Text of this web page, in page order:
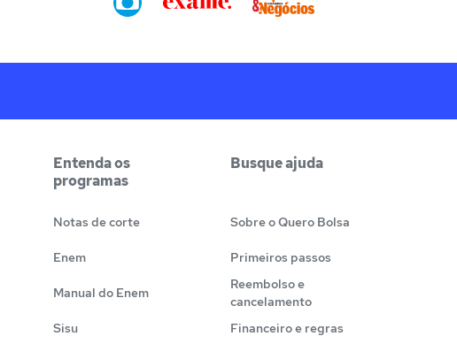
Entenda os
programas
Notas de corte
Enem
Manual do Enem
Sisu
Busque ajuda
Sobre o Quero Bolsa
Primeiros passos
Reembolso e
cancelamento
Financeiro e regras